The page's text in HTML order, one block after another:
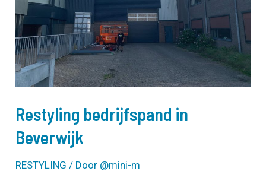
Restyling bedrijfspand in
Beverwijk
RESTYLING / Door @mini-m